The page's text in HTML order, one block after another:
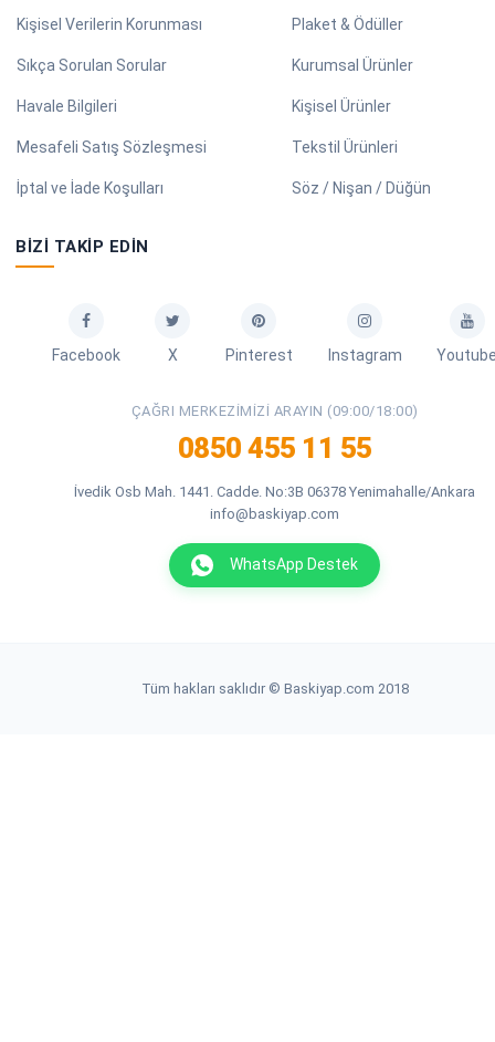
Kişisel Verilerin Korunması
Sıkça Sorulan Sorular
Havale Bilgileri
Mesafeli Satış Sözleşmesi
İptal ve İade Koşulları
Plaket & Ödüller
Kurumsal Ürünler
Kişisel Ürünler
Tekstil Ürünleri
Söz / Nişan / Düğün
BIZI TAKIP EDIN
Facebook X Pinterest Instagram
ÇAĞRI MERKEZIMIZI ARAYIN (09:00/18:00)
0850 455 11 55
İvedik Osb Mah. 1441. Cadde. No:3B 06378 Yenimahalle/Ankara
info@baskiyap.com
WhatsApp Destek
Tüm hakları saklıdır © Baskiyap.com 2018